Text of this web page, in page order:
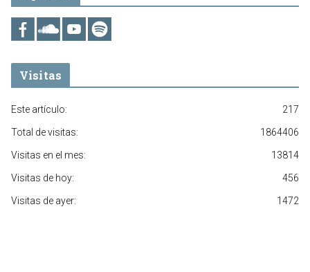
Visitas
217
Este artículo:
1864406
Total de visitas:
13814
Visitas en el mes:
456
Visitas de hoy:
1472
Visitas de ayer: